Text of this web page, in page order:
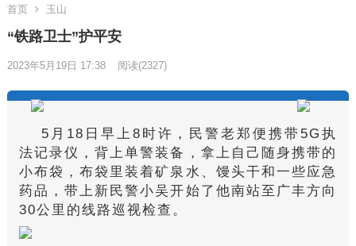
首页 玉山
“铁路卫士”护平安
2023年5月19日 17:38 阅读(2327)
5月18日早上8时许，民警老郑便携带5G执
法记录仪，背上单警装备，拿上自己随身携带的
小布袋，布袋里装着矿泉水、馒头干和一些应急
药品，带上新民警小吴开始了他南站至广丰方向
30公里的线路巡视检查。